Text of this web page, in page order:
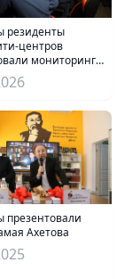
резиденты
центров
мониторинг
клубов
презентовали
Ахетова